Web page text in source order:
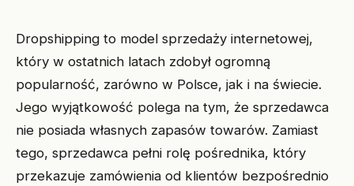
Dropshipping to model sprzedaży internetowej,
który w ostatnich latach zdobył ogromną
popularność, zarówno w Polsce, jak i na świecie.
Jego wyjątkowość polega na tym, że sprzedawca
nie posiada własnych zapasów towarów. Zamiast
tego, sprzedawca pełni rolę pośrednika, który
przekazuje zamówienia od klientów bezpośrednio